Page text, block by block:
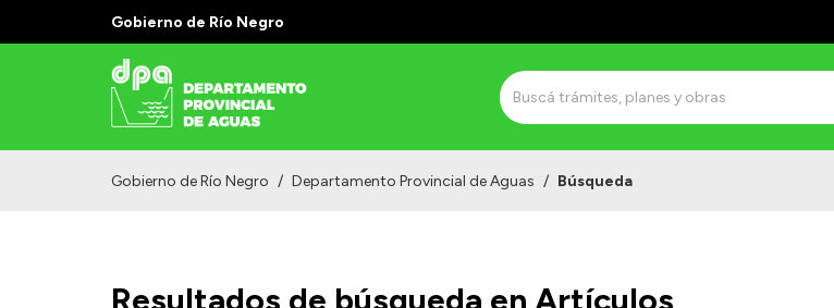
Gobierno de Río Negro
Gobierno de Río Negro / Departamento Provincial de Aguas / Búsqueda
Resultados de búsqueda en Artículos